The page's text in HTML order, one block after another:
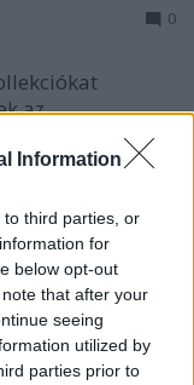
Information
third parties, or
for
below opt-out
that after your
seeing
utilized by
parties prior to
0
az
power érzésről
amelyek